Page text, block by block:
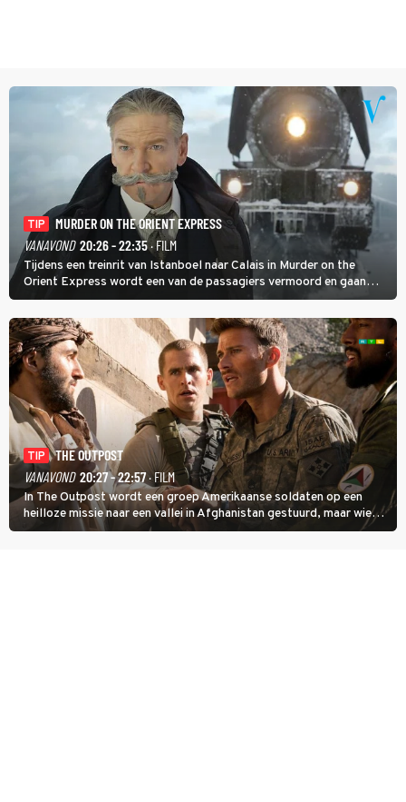
TIP
MURDER ON THE ORIENT EXPRESS
VANAVOND 20:26 - 22:35· FILM
Tijdens een treinrit van Istanboel naar Calais in Murder on the
Orient Express wordt een van de passagiers vermoord en gaan
detective Hercule Poirot en zijn snor uitzoeken wie van de andere
treinreizigers de dader is.
TIP
THE OUTPOST
VANAVOND 20:27 - 22:57· FILM
In The Outpost wordt een groep Amerikaanse soldaten op een
heilloze missie naar een vallei in Afghanistan gestuurd, maar wie
overleeft daar een aanval?